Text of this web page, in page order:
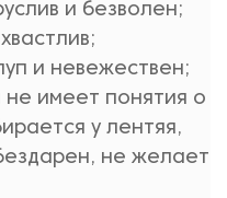
и безволен;
и невежествен;
имеет понятия о
у лентяя,
не желает